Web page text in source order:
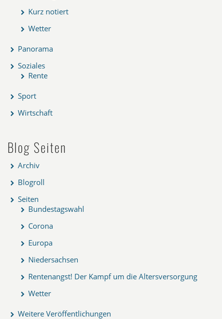
Kurz notiert
Wetter
Panorama
Soziales
Rente
Sport
Wirtschaft
Blog Seiten
Archiv
Blogroll
Seiten
Bundestagswahl
Corona
Europa
Niedersachsen
Rentenangst! Der Kampf um die Altersversorgung
Wetter
Weitere Veröffentlichungen